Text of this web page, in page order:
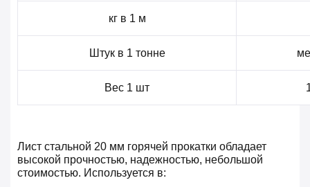
кг в 1 м
Штук в 1 тонне
Вес 1 шт
Лист стальной 20 мм горячей прокатки обладает
высокой прочностью, надежностью, небольшой
стоимостью. Используется в: